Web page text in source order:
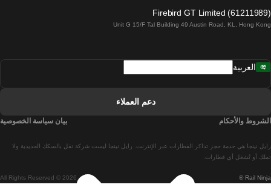
قطارات من لشبونة إلى مدريد
قطارات من مدريد إلى برشلونة
Firebird GT Limited (61211989)
Unit G 15/F Tal Building 49 Austin Road, KL, Hong Kong
Rail Ninja ®
All Rights Reserved © 2026
رايل نينجا هي خدمة حجز تذاكر القطارات عبر الإنترنت. رايل نينجا ليست شركة نقل بالسكك الحديدية ولا
تملك أو تُشغل أي قطارات.
العربية
دعم العملاء
الشروط والأحكام بيان سياسة الخصوصية